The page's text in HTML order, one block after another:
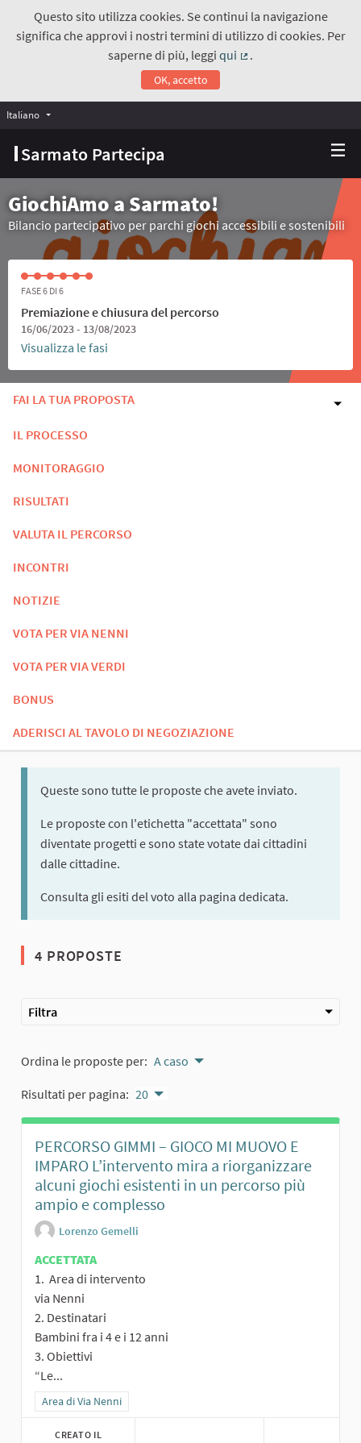
Questo sito utilizza cookies. Se continui la navigazione
significa che approvi i nostri termini di utilizzo di cookies. Per
saperne di più, leggiqui
.
OK, accetto
Sarmato Partecipa
Italiano Choose language
GiochiAmo a Sarmato!
Bilancio partecipativo per parchi giochi accessibili e sostenibili
FASE 6 DI 6
Premiazione e chiusura del percorso
16/06/2023 - 13/08/2023
Visualizza le fasi
FAI LA TUA PROPOSTA
IL PROCESSO
MONITORAGGIO
RISULTATI
VALUTA IL PERCORSO
INCONTRI
NOTIZIE
VOTA PER VIA NENNI
VOTA PER VIA VERDI
BONUS
ADERISCI AL TAVOLO DI NEGOZIAZIONE
Queste sono tutte le proposte che avete inviato.
Le proposte con l'etichetta "accettata" sono
diventate progetti e sono state votate dai cittadini
dalle cittadine.
Consulta gli esiti del voto alla pagina dedicata.
4 PROPOSTE
Filtra
Ordina le proposte per: A caso
Risultati per pagina: 20
PERCORSO GIMMI – GIOCO MI MUOVO E
IMPARO L’intervento mira a riorganizzare
alcuni giochi esistenti in un percorso più
ampio e complesso
Lorenzo Gemelli
ACCETTATA
1. Area di intervento
via Nenni
2. Destinatari
Bambini fra i 4 e i 12 anni
3. Obiettivi
“Le...
Filtra i risultati per categoria: Area di Via Nenni
Area di Via Nenni
CREATO IL